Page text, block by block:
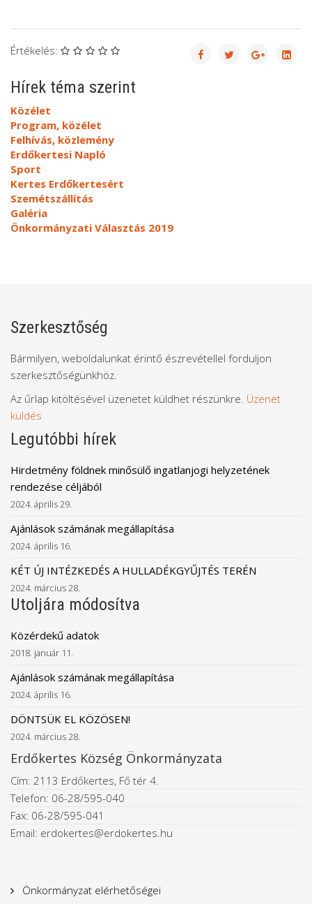
Értékelés:
Hírek téma szerint
Közélet
Program, közélet
Felhívás, közlemény
Erdőkertesi Napló
Sport
Kertes Erdőkertesért
Szemétszállítás
Galéria
Önkormányzati Választás 2019
Szerkesztőség
Bármilyen, weboldalunkat érintő észrevétellel forduljon
szerkesztőségünkhöz.
Az űrlap kitöltésével üzenetet küldhet részünkre. Üzenet
küldés
Legutóbbi hírek
Hirdetmény földnek minősülő ingatlanjogi helyzetének
rendezése céljából
2024. április 29.
Ajánlások számának megállapítása
2024. április 16.
KÉT ÚJ INTÉZKEDÉS A HULLADÉKGYŰJTÉS TERÉN
2024. március 28.
Utoljára módosítva
Közérdekű adatok
2018. január 11.
Ajánlások számának megállapítása
2024. április 16.
DÖNTSÜK EL KÖZÖSEN!
2024. március 28.
Erdőkertes Község Önkormányzata
Cím: 2113 Erdőkertes, Fő tér 4.
Telefon: 06-28/595-040
Fax: 06-28/595-041
Email: erdokertes@erdokertes.hu
Önkormányzat elérhetőségei